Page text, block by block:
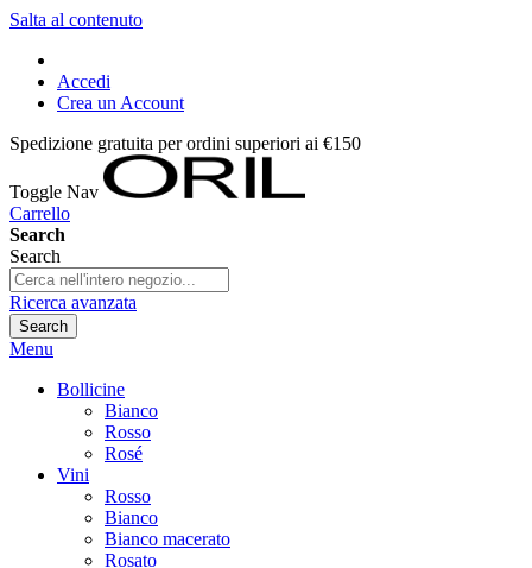
Salta al contenuto
Accedi
Crea un Account
Spedizione gratuita per ordini superiori ai €150
Toggle Nav
Carrello
Search
Search
Ricerca avanzata
Search
Menu
Bollicine
Bianco
Rosso
Rosé
Vini
Rosso
Bianco
Bianco macerato
Rosato